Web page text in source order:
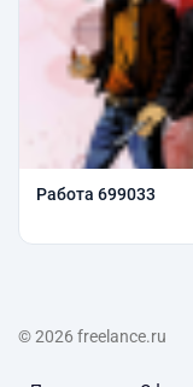
Работа 699033
© 2026 freelance.ru